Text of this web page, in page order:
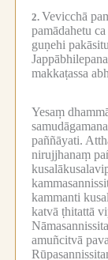
2. Vevicchā
pamādahetu
guṇehi
makkaṭassa
Yesaṃ
paññāyati.
nirujjhanaṃ
kammanti
katvā ṭhitattā
amuñcitvā